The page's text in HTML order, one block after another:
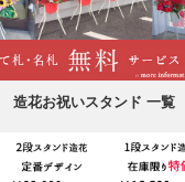
造花お祝いスタンド 一覧